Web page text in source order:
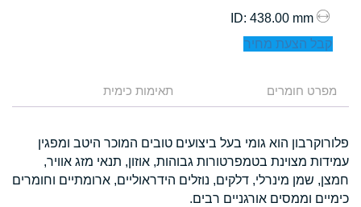
: 438.00 mm
קבל הצעת מחיר
מפרט חומרים תאימות כימית
פלורוקרבון הוא גומי בעל ביצועים טובים המוכר היטב ומפגין
עמידות מצוינת בטמפרטורות גבוהות, אוזון, תנאי מזג אוויר,
חמצן, שמן מינרלי, דלקים, נוזלים הידראוליים, ארומתיים וחומרים
כימיים וממסים אורגניים רבים.